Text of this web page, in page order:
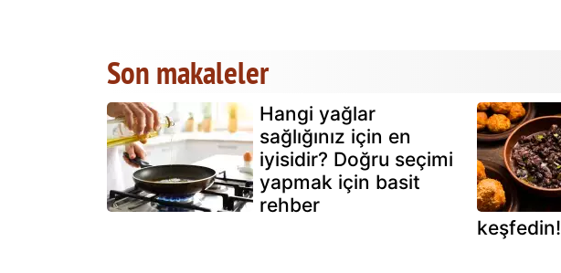
Son makaleler
Hangi yağlar
sağlığınız için en
iyisidir? Doğru seçimi
yapmak için basit
rehber
keşfedin!